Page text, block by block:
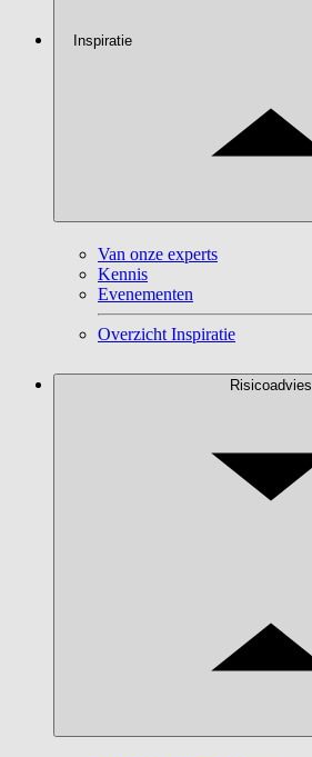
Inspiratie
Van onze experts
Kennis
Evenementen
Overzicht Inspiratie
Risicoadvies